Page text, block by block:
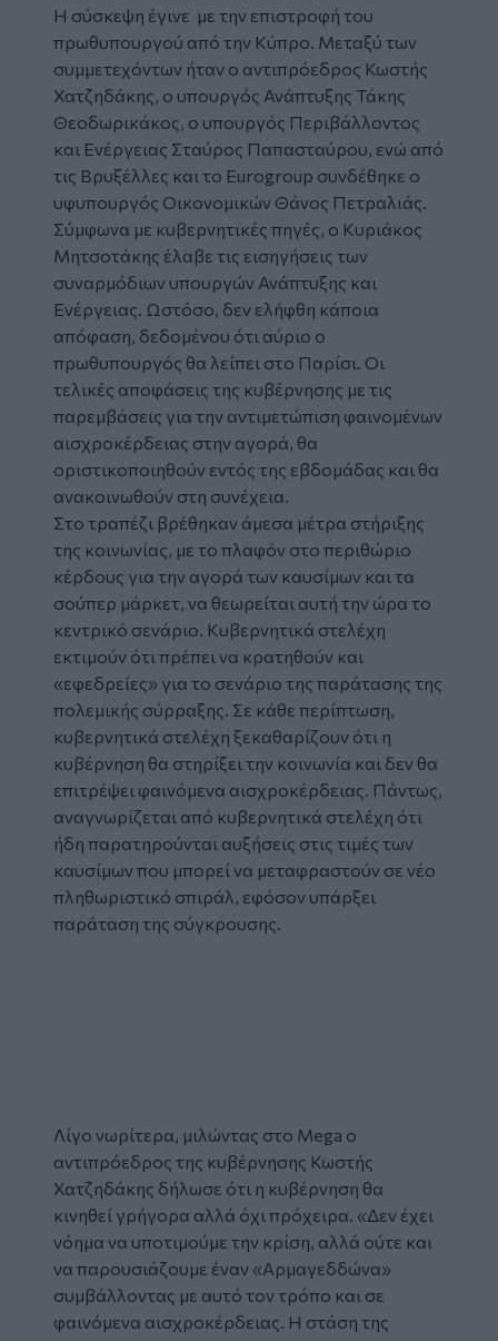
Η σύσκεψη έγινε με την επιστροφή του
πρωθυπουργού από την Κύπρο. Μεταξύ των
συμμετεχόντων ήταν ο αντιπρόεδρος Κωστής
Χατζηδάκης, ο υπουργός Ανάπτυξης Τάκης
Θεοδωρικάκος, ο υπουργός Περιβάλλοντος
και Ενέργειας Σταύρος Παπασταύρου, ενώ από
τις Βρυξέλλες και το Eurogroup συνδέθηκε ο
υφυπουργός Οικονομικών Θάνος Πετραλιάς.
Σύμφωνα με κυβερνητικές πηγές, ο Κυριάκος
Μητσοτάκης έλαβε τις εισηγήσεις των
συναρμόδιων υπουργών Ανάπτυξης και
Ενέργειας. Ωστόσο, δεν ελήφθη κάποια
απόφαση, δεδομένου ότι αύριο ο
πρωθυπουργός θα λείπει στο Παρίσι. Οι
τελικές αποφάσεις της κυβέρνησης με τις
παρεμβάσεις για την αντιμετώπιση φαινομένων
αισχροκέρδειας στην αγορά, θα
οριστικοποιηθούν εντός της εβδομάδας και θα
ανακοινωθούν στη συνέχεια.
Στο τραπέζι βρέθηκαν άμεσα μέτρα στήριξης
της κοινωνίας, με το πλαφόν στο περιθώριο
κέρδους για την αγορά των καυσίμων και τα
σούπερ μάρκετ, να θεωρείται αυτή την ώρα το
κεντρικό σενάριο. Κυβερνητικά στελέχη
εκτιμούν ότι πρέπει να κρατηθούν και
«εφεδρείες» για το σενάριο της παράτασης της
πολεμικής σύρραξης. Σε κάθε περίπτωση,
κυβερνητικά στελέχη ξεκαθαρίζουν ότι η
κυβέρνηση θα στηρίξει την κοινωνία και δεν θα
επιτρέψει φαινόμενα αισχροκέρδειας. Πάντως,
αναγνωρίζεται από κυβερνητικά στελέχη ότι
ήδη παρατηρούνται αυξήσεις στις τιμές των
καυσίμων που μπορεί να μεταφραστούν σε νέο
πληθωριστικό σπιράλ, εφόσον υπάρξει
παράταση της σύγκρουσης.
Λίγο νωρίτερα, μιλώντας στο Mega ο
αντιπρόεδρος της κυβέρνησης Κωστής
Χατζηδάκης δήλωσε ότι η κυβέρνηση θα
κινηθεί γρήγορα αλλά όχι πρόχειρα. «Δεν έχει
νόημα να υποτιμούμε την κρίση, αλλά ούτε και
να παρουσιάζουμε έναν «Αρμαγεδδώνα»
συμβάλλοντας με αυτό τον τρόπο και σε
φαινόμενα αισχροκέρδειας. Η στάση της